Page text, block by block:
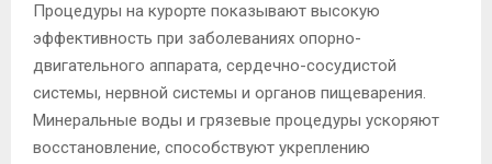
Процедуры на курорте показывают высокую
эффективность при заболеваниях опорно-
двигательного аппарата, сердечно-сосудистой
системы, нервной системы и органов пищеварения.
Минеральные воды и грязевые процедуры ускоряют
восстановление, способствуют укреплению